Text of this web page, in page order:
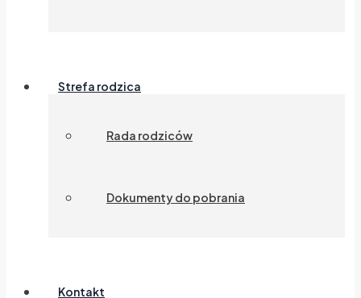
Strefa rodzica
Rada rodziców
Dokumenty do pobrania
Kontakt